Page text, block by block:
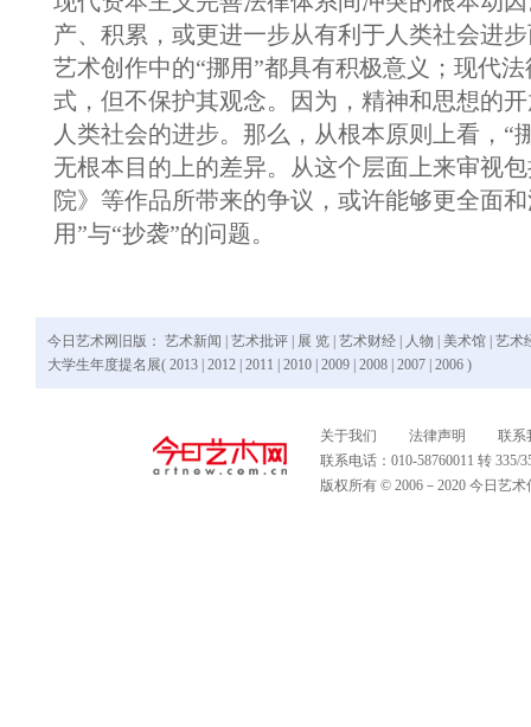
产、积累，或更进一步从有利于人类社会进
艺术创作中的“挪用”都具有积极意义；现代
式，但不保护其观念。因为，精神和思想的
人类社会的进步。那么，从根本原则上看，“
无根本目的上的差异。从这个层面上来审视
院》等作品所带来的争议，或许能够更全面
用”与“抄袭”的问题。
今日艺术网旧版： 艺术新闻 艺术批评 展 览 艺术财经 人物 美术馆 艺术
大学生年度提名展( 2013 2012 2011 2010 2009 2008 2007 2006 )
关于我们 法律声明
联系
联系电话：010-58760011 转
版权所有 © 2006－2020 今日艺